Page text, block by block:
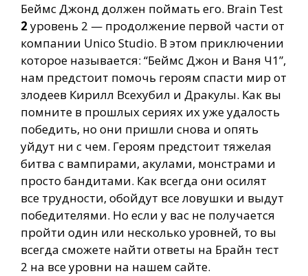
Беймс Джонд должен поймать его. Brain Test
2 уровень 2 — продолжение первой части от
компании Unico Studio. В этом приключении
которое называется: “Беймс Джон и Ваня Ч1”,
нам предстоит помочь героям спасти мир от
злодеев Кирилл Всехубил и Дракулы. Как вы
помните в прошлых сериях их уже удалость
победить, но они пришли снова и опять
уйдут ни с чем. Героям предстоит тяжелая
битва с вампирами, акулами, монстрами и
просто бандитами. Как всегда они осилят
все трудности, обойдут все ловушки и выдут
победителями. Но если у вас не получается
пройти один или несколько уровней, то вы
всегда сможете найти ответы на Брайн тест
2 на все уровни на нашем сайте.